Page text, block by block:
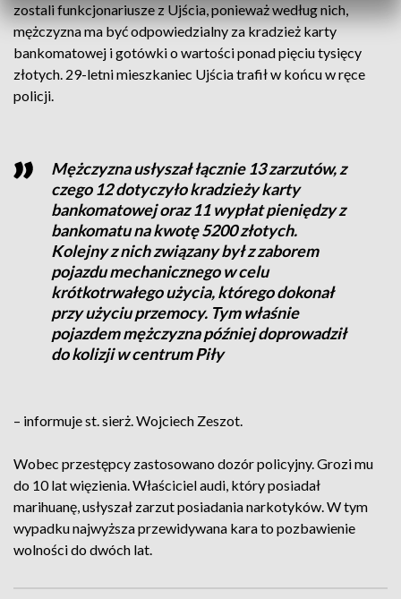
zostali funkcjonariusze z Ujścia, ponieważ według nich,
mężczyzna ma być odpowiedzialny za kradzież karty
bankomatowej i gotówki o wartości ponad pięciu tysięcy
złotych. 29-letni mieszkaniec Ujścia trafił w końcu w ręce
policji.
Mężczyzna usłyszał łącznie 13 zarzutów, z
czego 12 dotyczyło kradzieży karty
bankomatowej oraz 11 wypłat pieniędzy z
bankomatu na kwotę 5200 złotych.
Kolejny z nich związany był z zaborem
pojazdu mechanicznego w celu
krótkotrwałego użycia, którego dokonał
przy użyciu przemocy. Tym właśnie
pojazdem mężczyzna później doprowadził
do kolizji w centrum Piły
– informuje st. sierż. Wojciech Zeszot.
Wobec przestępcy zastosowano dozór policyjny. Grozi mu
do 10 lat więzienia. Właściciel audi, który posiadał
marihuanę, usłyszał zarzut posiadania narkotyków. W tym
wypadku najwyższa przewidywana kara to pozbawienie
wolności do dwóch lat.